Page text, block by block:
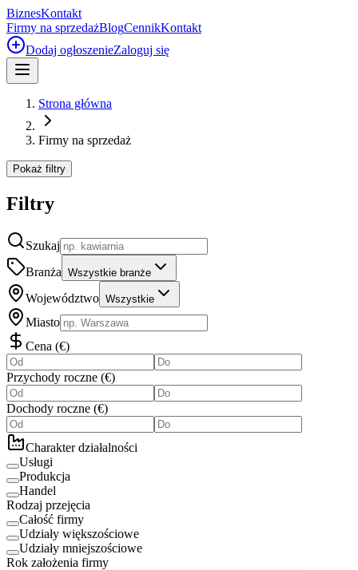
BiznesKontakt
Firmy na sprzedażBlogCennikKontakt
Dodaj ogłoszenieZaloguj się
Strona główna
Firmy na sprzedaż
Pokaż filtry
Filtry
Szukaj
Branża Wszystkie branże
Województwo Wszystkie
Miasto
Cena (€)
Przychody roczne (€)
Dochody roczne (€)
Charakter działalności
Usługi
Produkcja
Handel
Rodzaj przejęcia
Całość firmy
Udziały większościowe
Udziały mniejszościowe
Rok założenia firmy